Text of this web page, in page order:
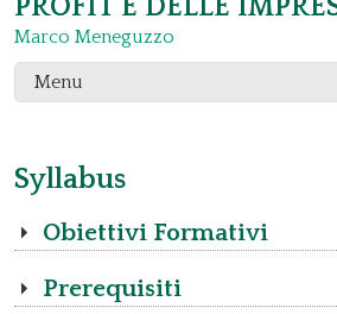
PROFIT E DELLE
Marco Meneguzzo
Menu
Syllabus
Obiettivi Formativi
Prerequisiti